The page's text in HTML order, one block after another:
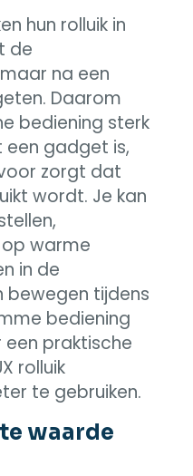
hun rolluik in
de
na een
Daarom
bediening sterk
gadget is,
zorgt dat
wordt. Je kan
warme
in de
tijdens
bediening
een praktische
rolluik
te gebruiken.
waarde